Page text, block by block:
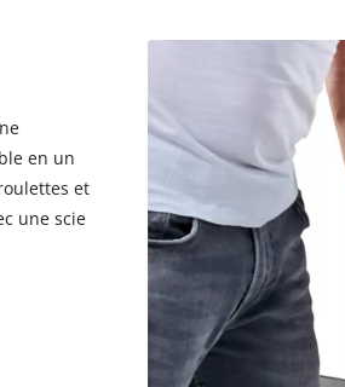
en un
et
une scie